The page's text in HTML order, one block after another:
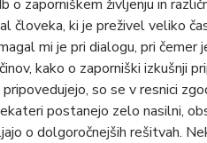
o zaporniškem življenju in
človeka, ki je preživel veliko
mi je pri dialogu, pri
kako o zaporniški izkušnji
so se v resnici
postanejo zelo nasilni,
o dolgoročnejših rešitvah.